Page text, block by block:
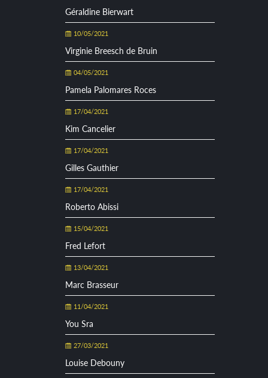
Géraldine Bierwart
10/05/2021
Virginie Breesch de Bruin
04/05/2021
Pamela Palomares Roces
17/04/2021
Kim Cancelier
17/04/2021
Gilles Gauthier
17/04/2021
Roberto Abissi
15/04/2021
Fred Lefort
13/04/2021
Marc Brasseur
11/04/2021
You Sra
27/03/2021
Louise Debouny